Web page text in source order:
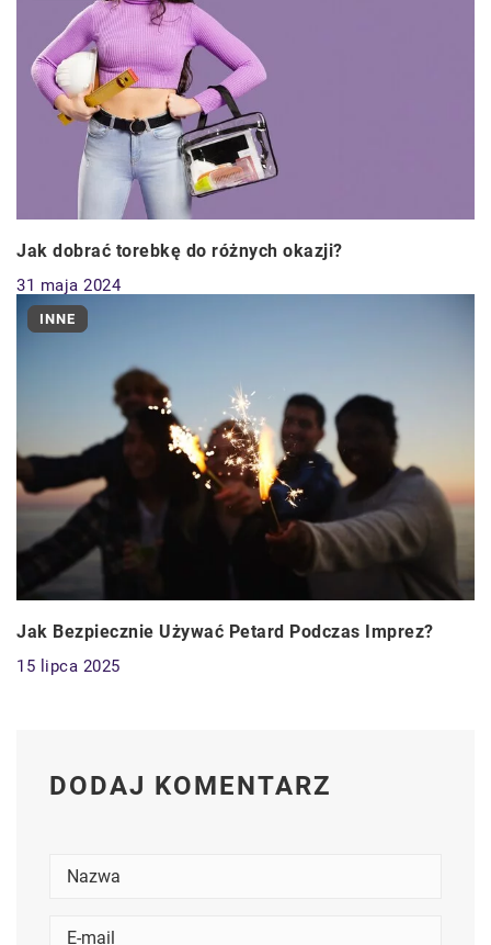
Jak dobrać torebkę do różnych okazji?
31 maja 2024
INNE
Jak Bezpiecznie Używać Petard Podczas Imprez?
15 lipca 2025
DODAJ KOMENTARZ